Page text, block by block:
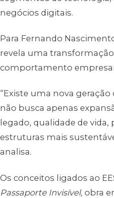
negócios digitais.
Para Fernando
revela uma
comportamento
“Existe uma nova
não busca apenas
legado, qualidade de vida,
estruturas mais
analisa.
Os conceitos ligados ao
Passaporte Invisível, obra